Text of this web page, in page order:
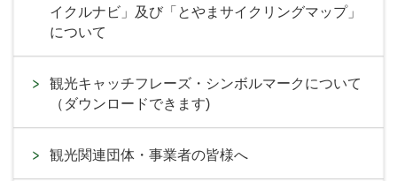
イクルナビ」及び「とやまサイクリングマップ」
について
観光キャッチフレーズ・シンボルマークについて
（ダウンロードできます)
観光関連団体・事業者の皆様へ